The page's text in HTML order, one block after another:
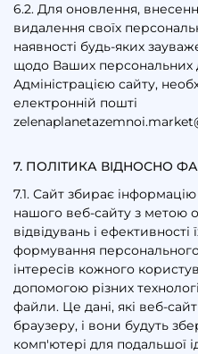
6.2. Для оновлення,
видалення своїх
наявності будь-яких
щодо Ваших персональних
Адміністрацією сайту,
електронній пошті
7. ПОЛІТИКА ВІДНОСНО
7.1. Сайт збирає
нашого веб-сайту з метою
відвідувань і ефективності
формування персонального
інтересів кожного
допомогою різних
файли. Це дані, які веб-
браузеру, і вони будуть
комп'ютері для подальшої